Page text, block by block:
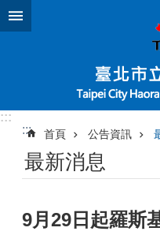
跳到主要內容區塊
:::
:::
首頁 公告資訊
最新消息
9月29日起羅斯